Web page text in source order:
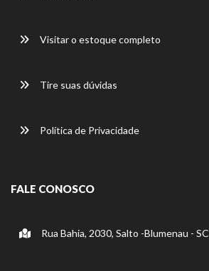
Visitar o estoque completo
Tire suas dúvidas
Política de Privacidade
FALE CONOSCO
Rua Bahia, 2030, Salto -Blumenau - SC